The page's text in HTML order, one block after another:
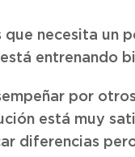
necesita un
entrenando
por
está muy
diferencias